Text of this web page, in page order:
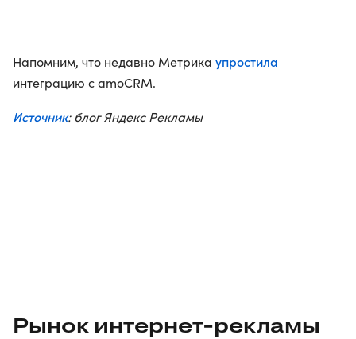
Напомним, что недавно Метрика упростила
интеграцию с amoCRM.
Источник: блог Яндекс Рекламы
Рынок интернет-рекламы